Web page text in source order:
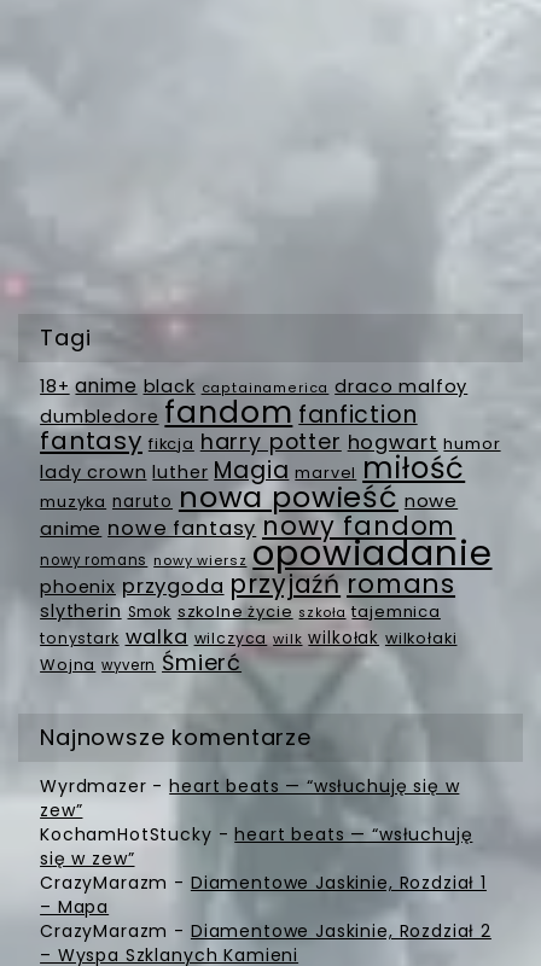
Tagi
18+ anime black captainamerica draco malfoy
dumbledore fandom fanfiction
fantasy fikcja harry potter hogwart humor
lady crown luther Magia marvel miłość
muzyka naruto nowa powieść nowe
anime nowe fantasy nowy fandom
nowy romans nowy wiersz opowiadanie
phoenix przygoda przyjaźń romans
slytherin Smok szkolne życie szkoła tajemnica
tonystark walka wilczyca wilk wilkołak wilkołaki
Wojna wyvern Śmierć
Najnowsze komentarze
Wyrdmazer -heart beats — “wsłuchuję się w
zew”
KochamHotStucky -heart beats — “wsłuchuję
się w zew”
CrazyMarazm - Diamentowe Jaskinie, Rozdział 1
– Mapa
CrazyMarazm - Diamentowe Jaskinie, Rozdział 2
– Wyspa Szklanych Kamieni